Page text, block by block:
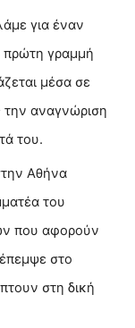
για έναν
πρώτη γραμμή
μέσα σε
αναγνώριση
του.
Αθήνα
του
που αφορούν
στο
στη δική